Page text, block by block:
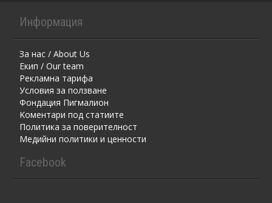
Информация
За нас / About Us
Екип / Our team
Рекламна тарифа
Условия за ползване
Фондация Пигмалион
Kоментaри под статиите
Политика за поверителност
Медийни политики и ценности
Facebook